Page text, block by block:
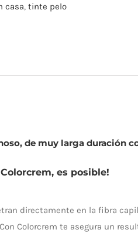
casa, tinte pelo
de muy larga duración
Colorcrem, es posible!
directamente en la fibra
Colorcrem te asegura un